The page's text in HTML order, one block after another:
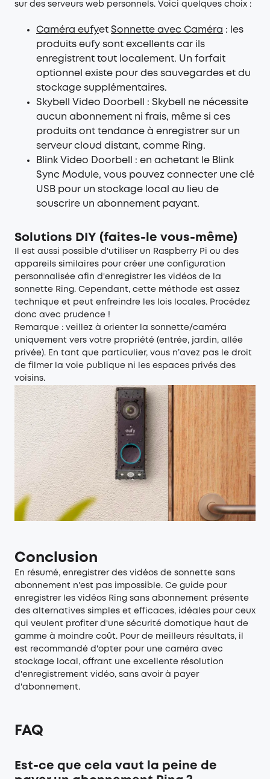
sur des serveurs web personnels. Voici quelques choix :
Caméra eufyet Sonnette avec Caméra : les
produits eufy sont excellents car ils
enregistrent tout localement. Un forfait
optionnel existe pour des sauvegardes et du
stockage supplémentaires.
Skybell Video Doorbell : Skybell ne nécessite
aucun abonnement ni frais, même si ces
produits ont tendance à enregistrer sur un
serveur cloud distant, comme Ring.
Blink Video Doorbell : en achetant le Blink
Sync Module, vous pouvez connecter une clé
USB pour un stockage local au lieu de
souscrire un abonnement payant.
Solutions DIY (faites-le vous-même)
Il est aussi possible d'utiliser un Raspberry Pi ou des
appareils similaires pour créer une configuration
personnalisée afin d'enregistrer les vidéos de la
sonnette Ring. Cependant, cette méthode est assez
technique et peut enfreindre les lois locales. Procédez
donc avec prudence !
Remarque : veillez à orienter la sonnette/caméra
uniquement vers votre propriété (entrée, jardin, allée
privée). En tant que particulier, vous n’avez pas le droit
de filmer la voie publique ni les espaces privés des
voisins.
Conclusion
En résumé, enregistrer des vidéos de sonnette sans
abonnement n'est pas impossible. Ce guide pour
enregistrer les vidéos Ring sans abonnement présente
des alternatives simples et efficaces, idéales pour ceux
qui veulent profiter d'une sécurité domotique haut de
gamme à moindre coût. Pour de meilleurs résultats, il
est recommandé d'opter pour une caméra avec
stockage local, offrant une excellente résolution
d'enregistrement vidéo, sans avoir à payer
d'abonnement.
FAQ
Est-ce que cela vaut la peine de